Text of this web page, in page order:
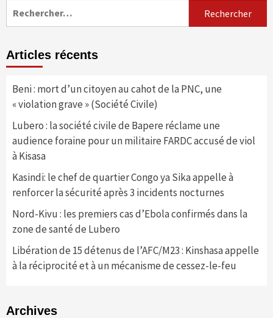
Articles récents
Beni : mort d’un citoyen au cahot de la PNC, une
« violation grave » (Société Civile)
Lubero : la société civile de Bapere réclame une
audience foraine pour un militaire FARDC accusé de viol
à Kisasa
Kasindi: le chef de quartier Congo ya Sika appelle à
renforcer la sécurité après 3 incidents nocturnes
Nord-Kivu : les premiers cas d’Ebola confirmés dans la
zone de santé de Lubero
Libération de 15 détenus de l’AFC/M23 : Kinshasa appelle
à la réciprocité et à un mécanisme de cessez-le-feu
Archives